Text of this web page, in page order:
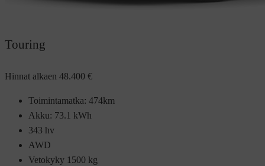
Touring
Hinnat alkaen 48.400 €
Toimintamatka: 474km
Akku: 73.1 kWh
343 hv
AWD
Vetokyky 1500 kg